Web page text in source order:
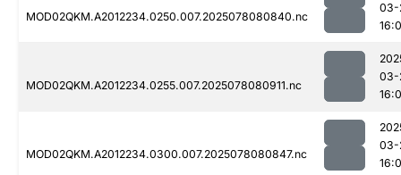
MOD02QKM.A2012234.0250.007.2025078080840.nc
03-
MOD02QKM.A2012234.0255.007.2025078080911.nc
03-
MOD02QKM.A2012234.0300.007.2025078080847.nc
03-